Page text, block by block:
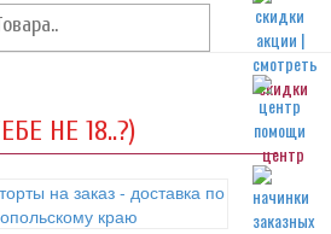
скидки
центр
НЕ 18..?)